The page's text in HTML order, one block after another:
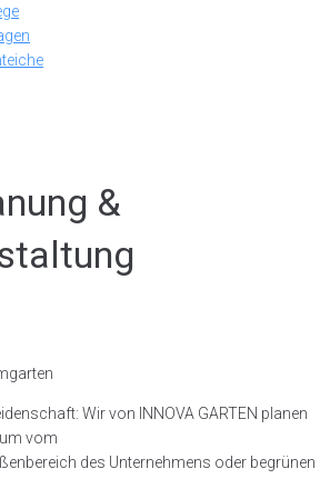
&
Wir von INNOVA GARTEN planen
vom
des Unternehmens oder begrünen